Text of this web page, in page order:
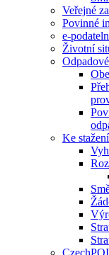
Veřejné
Povinné
e-
Životní
Ke stažení